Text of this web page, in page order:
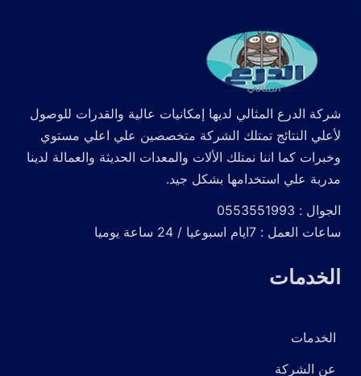
شركة الدرع المثالي لديها إمكانيات عالية والقدرات للوصول
لأعلي النتائج تمتلك الشركة متخصصين علي اعلي مستوي
وخبرات كما اننا نمتلك الألات والمعدات الحديثة والعمالة لدينا
مدربة علي استخدامها بشكل جيد.
الجوال : 0553551993
ساعات العمل : 7ايام اسبوعيا / 24 ساعة يوميا
الخدمات
الخدمات
عن الشركة